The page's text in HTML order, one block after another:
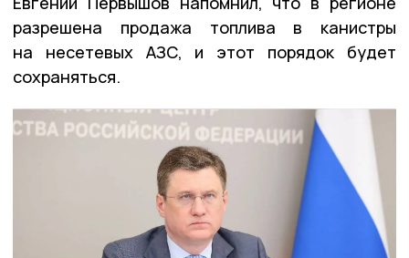
разрешена продажа топлива в канистры
на несетевых АЗС, и этот порядок будет
сохраняться.